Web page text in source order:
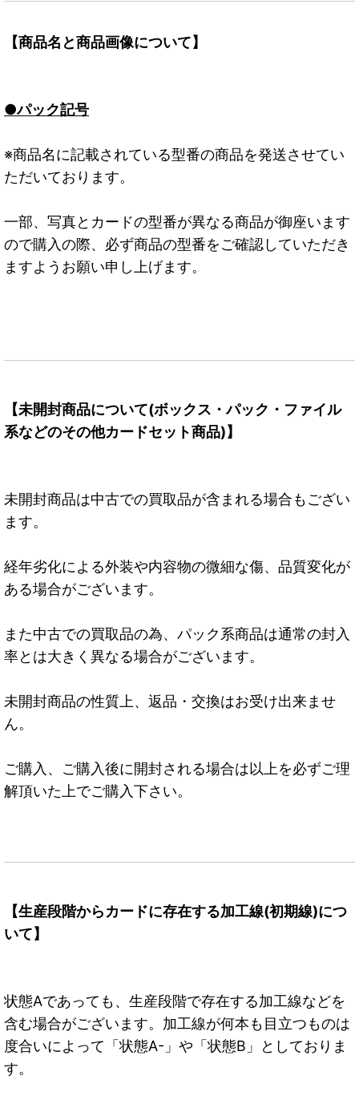
【商品名と商品画像について】
●パック記号
※商品名に記載されている型番の商品を発送させてい
ただいております。
一部、写真とカードの型番が異なる商品が御座います
ので購入の際、必ず商品の型番をご確認していただき
ますようお願い申し上げます。
【未開封商品について(ボックス・パック・ファイル
系などのその他カードセット商品)】
未開封商品は中古での買取品が含まれる場合もござい
ます。
経年劣化による外装や内容物の微細な傷、品質変化が
ある場合がございます。
また中古での買取品の為、パック系商品は通常の封入
率とは大きく異なる場合がございます。
未開封商品の性質上、返品・交換はお受け出来ませ
ん。
ご購入、ご購入後に開封される場合は以上を必ずご理
解頂いた上でご購入下さい。
【生産段階からカードに存在する加工線(初期線)につ
いて】
状態Aであっても、生産段階で存在する加工線などを
含む場合がございます。加工線が何本も目立つものは
度合いによって「状態A-」や「状態B」としておりま
す。